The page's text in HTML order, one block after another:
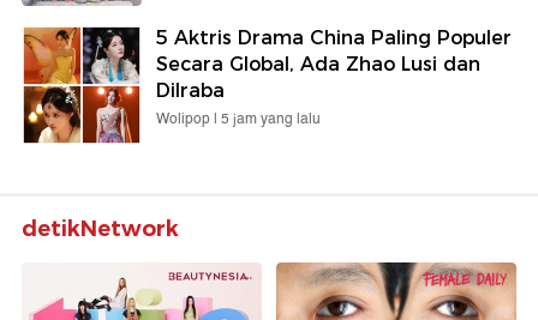
5 Aktris Drama China Paling Populer
Secara Global, Ada Zhao Lusi dan
Dilraba
Wolipop | 5 jam yang lalu
detikNetwork